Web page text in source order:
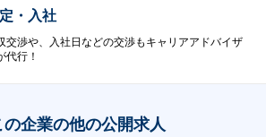
・入社
交渉や、入社日などの交渉もキャリアアドバイザ
代行！
の企業の他の公開求人